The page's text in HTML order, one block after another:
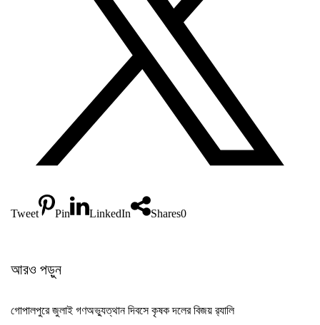
Tweet Pin LinkedIn Shares0
আরও পড়ুন
গোপালপুরে জুলাই গণঅভ্যুত্থান দিবসে কৃষক দলের বিজয় র‍্যালি